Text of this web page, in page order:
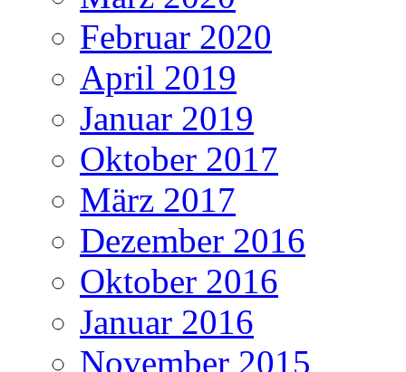
Februar 2020
April 2019
Januar 2019
Oktober 2017
März 2017
Dezember 2016
Oktober 2016
Januar 2016
November 2015